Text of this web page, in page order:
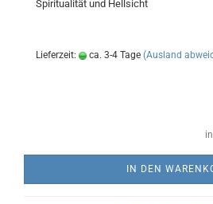
Spiritualität und Hellsicht
Lieferzeit: ca. 3-4 Tage (Ausland
IN DEN